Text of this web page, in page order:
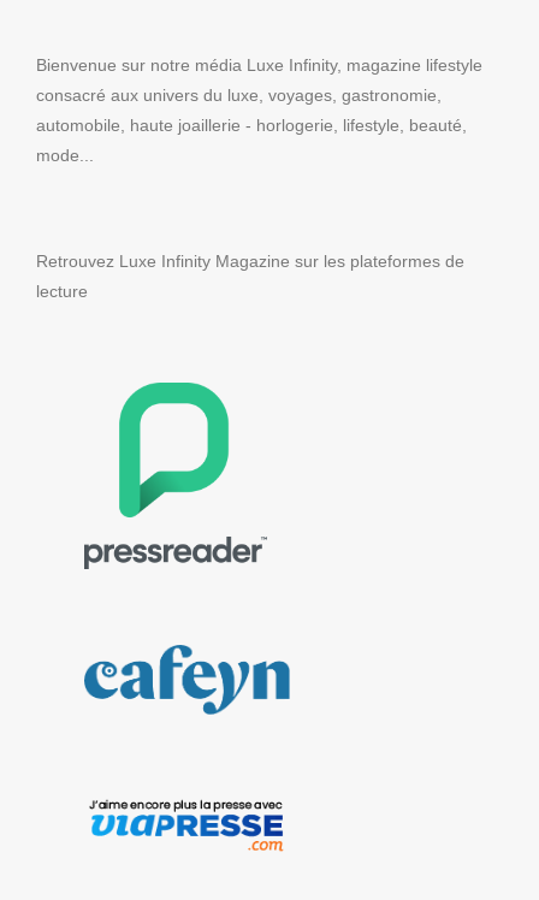
Bienvenue sur notre média Luxe Infinity, magazine lifestyle
consacré aux univers du luxe, voyages, gastronomie,
automobile, haute joaillerie - horlogerie, lifestyle, beauté,
mode...
Retrouvez Luxe Infinity Magazine sur les plateformes de
lecture